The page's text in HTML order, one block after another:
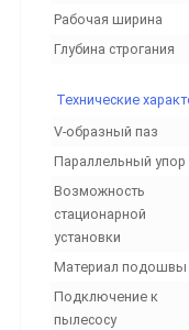
Рабочая ширина
Глубина строгания
Технические
V-образный паз
Параллельный упор
Возможность
стационарной
установки
Материал подошвы
Подключение к
пылесосу